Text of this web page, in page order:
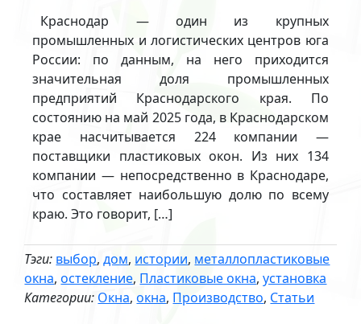
Краснодар — один из крупных
промышленных и логистических центров юга
России: по данным, на него приходится
значительная доля промышленных
предприятий Краснодарского края. По
состоянию на май 2025 года, в Краснодарском
крае насчитывается 224 компании —
поставщики пластиковых окон. Из них 134
компании — непосредственно в Краснодаре,
что составляет наибольшую долю по всему
краю. Это говорит, […]
Тэги: выбор,дом, истории, металлопластиковые
окна,остекление, Пластиковые окна,установка
Категории: Окна,окна, Производство, Статьи